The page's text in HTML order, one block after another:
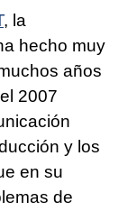
, la
hecho muy
años
2007
y los
en su
de